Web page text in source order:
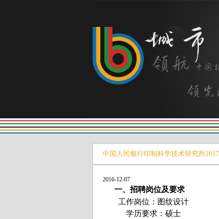
中国人民银行印制科学技术研究所
2016-12-07
一、招聘岗位及要求
工作岗位：图纹设计
学历要求：硕士